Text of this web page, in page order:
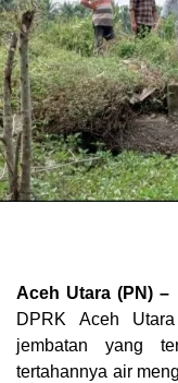
Aceh Utara (PN) –
DPRK Aceh
jembatan yang
tertahannya air